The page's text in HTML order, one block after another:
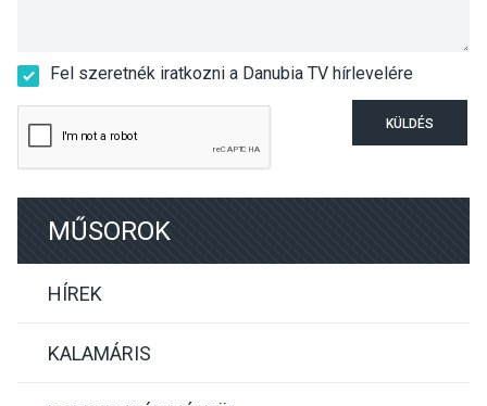
Fel szeretnék iratkozni a Danubia TV hírlevelére
KÜLDÉS
MŰSOROK
HÍREK
KALAMÁRIS